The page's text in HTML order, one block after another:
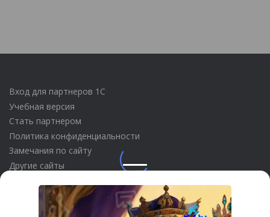
Вход для партнеров 1С
Учебная версия
Стать партнером
Политика конфиденциальности
Замечания по сайту
Другие сайты
Телефон:
+7 (495) 737-92-57